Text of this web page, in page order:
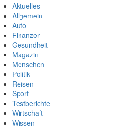
Aktuelles
Allgemein
Auto
Finanzen
Gesundheit
Magazin
Menschen
Politik
Reisen
Sport
Testberichte
Wirtschaft
Wissen